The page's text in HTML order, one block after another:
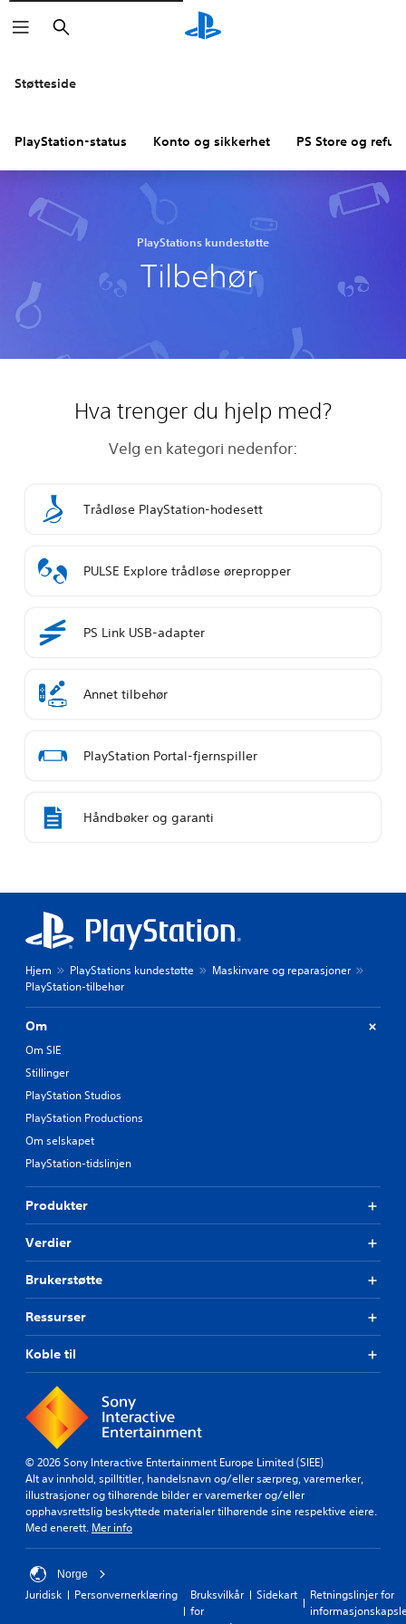
Søk
Støtteside
PlayStation-status Konto og sikkerhet PS Store og
PlayStations kundestøtte
Tilbehør
Hva trenger du hjelp med?
Velg en kategori nedenfor:
Trådløse PlayStation-hodesett
PULSE Explore trådløse ørepropper
PS Link USB-adapter
Annet tilbehør
PlayStation Portal-fjernspiller
Håndbøker og garanti
Hjem PlayStations kundestøtte
Maskinvare og reparasjoner
PlayStation-tilbehør
Om
Om SIE
Stillinger
PlayStation Studios
PlayStation Productions
Om selskapet
PlayStation-tidslinjen
Produkter
Verdier
Brukerstøtte
Ressurser
Koble til
© 2026 Sony Interactive Entertainment Europe Limited (SIEE)
Alt av innhold, spilltitler, handelsnavn og/eller særpreg, varemerker,
illustrasjoner og tilhørende bilder er varemerker og/eller
opphavsrettslig beskyttede materialer tilhørende sine respektive eiere.
Med enerett. Mer info
Norge
Juridisk Personvernerklæring
Bruksvilkår
for
Sidekart
Retningslinjer for